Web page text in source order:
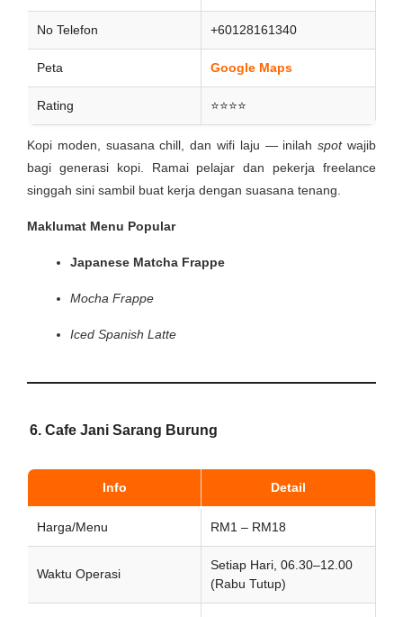
No Telefon +60128161340
Peta Google Maps
Rating ⭐⭐⭐⭐
Kopi moden, suasana chill, dan wifi laju — inilahspotwajib
bagi generasi kopi. Ramai pelajar dan pekerja freelance
singgah sini sambil buat kerja dengan suasana tenang.
Maklumat Menu Popular
Japanese Matcha Frappe
Mocha Frappe
Iced Spanish Latte
6. Cafe Jani Sarang Burung
Info Detail
Harga/Menu RM1 – RM18
Waktu Operasi
Setiap Hari, 06.30–12.00
(Rabu Tutup)